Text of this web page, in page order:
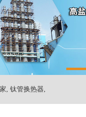
, 钛管换热器,